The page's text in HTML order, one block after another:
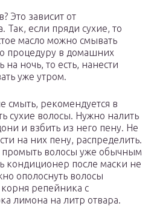
Это зависит от
Так, если пряди сухие, то
масло можно смывать
процедуру в домашних
на ночь, то есть, нанести
уже утром.
смыть, рекомендуется в
сухие волосы. Нужно налить
и взбить из него пену. Не
на них пену, распределить.
промыть волосы уже обычным
кондиционер после маски не
ополоснуть волосы
репейника с
лимона на литр отвара.